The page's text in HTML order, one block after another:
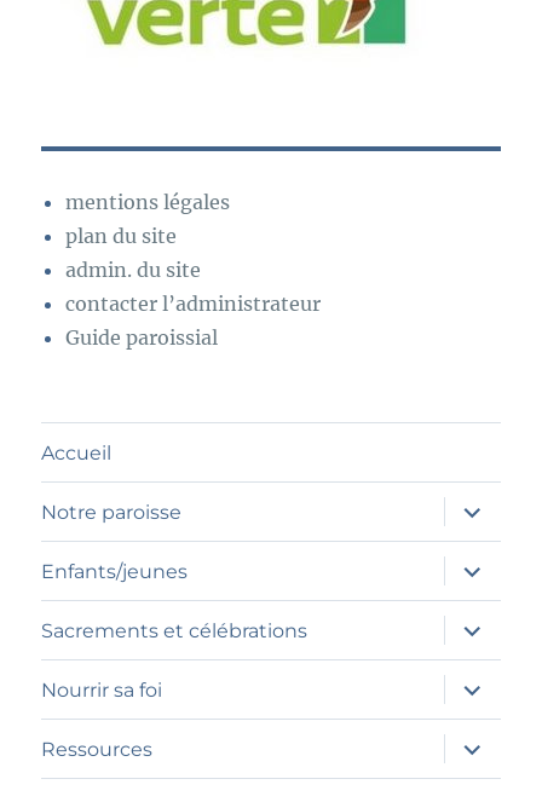
mentions légales
plan du site
admin. du site
contacter l’administrateur
Guide paroissial
Accueil
Notre paroisse
ouvrir
le
sous-
menu
Enfants/jeunes
ouvrir
le
sous-
menu
Sacrements et célébrations
ouvrir
le
sous-
menu
Nourrir sa foi
ouvrir
le
sous-
menu
Ressources
ouvrir
le
sous-